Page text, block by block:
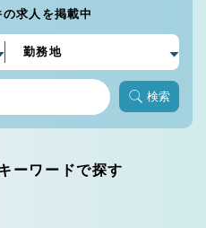
の求人を掲載中
検索
ーワードで探す